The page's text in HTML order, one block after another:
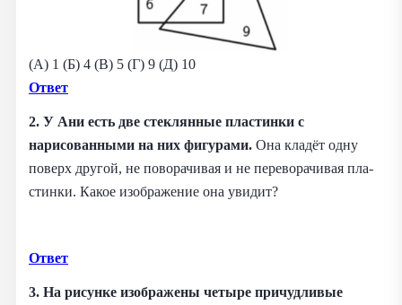
(A) 1 (Б) 4 (B) 5 (Г) 9 (Д) 10
Ответ
2. У Ани есть две стеклянные пластинки с
нарисованными на них фигурами. Она кладёт одну
поверх другой, не поворачивая и не переворачивая пла-
стинки. Какое изображение она увидит?
Ответ
3. На рисунке изображены четыре причудливые